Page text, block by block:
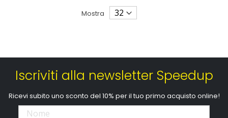
Mostra
Iscriviti alla newsletter Speedup
Ricevi subito uno sconto del 10% per il tuo primo acquisto online!